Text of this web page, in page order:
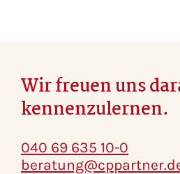
Wir freuen uns
kennenzulernen.
040 69 635 10-0